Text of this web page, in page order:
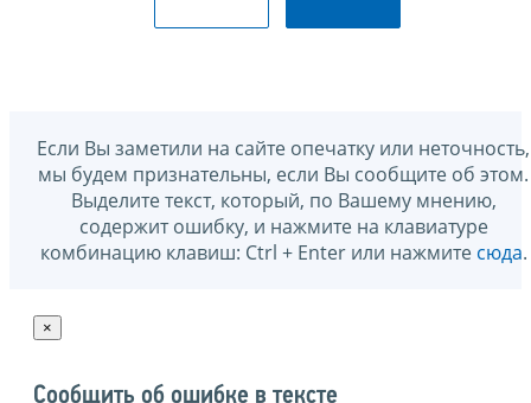
Если Вы заметили на сайте опечатку или неточность,
мы будем признательны, если Вы сообщите об этом.
Выделите текст, который, по Вашему мнению,
содержит ошибку, и нажмите на клавиатуре
комбинацию клавиш: Ctrl + Enter или нажмите сюда.
×
Сообщить об ошибке в тексте